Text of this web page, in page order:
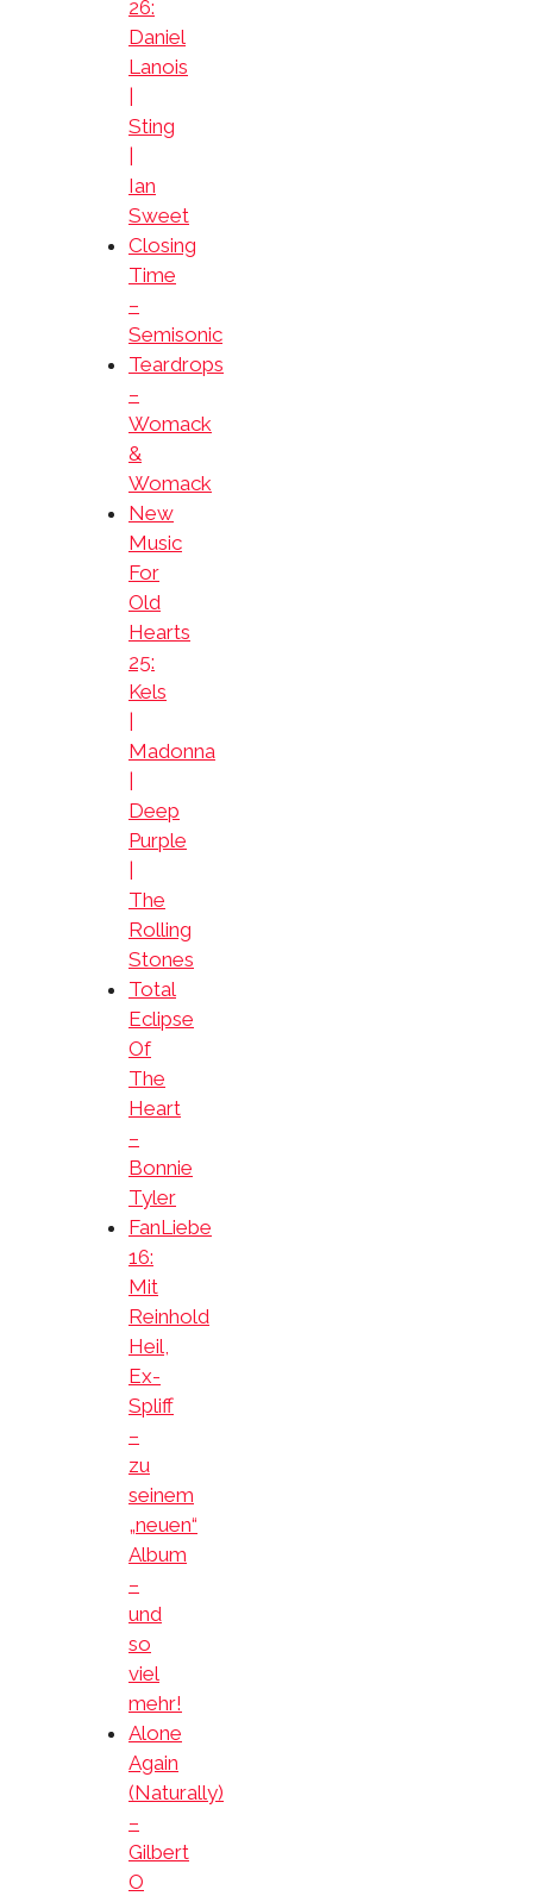
26:
Daniel
Lanois
Sting
Ian
Sweet
Closing
Time
–
Semisonic
Teardrops
–
Womack
&
Womack
New
Music
For
Old
Hearts
25:
Kels
Madonna
Deep
Purple
The
Rolling
Stones
Total
Eclipse
Of
The
Heart
–
Bonnie
Tyler
FanLiebe
16:
Mit
Reinhold
Heil,
Ex-
Spliff
–
zu
seinem
„neuen“
Album
–
und
so
viel
mehr!
Alone
Again
(Naturally)
–
Gilbert
O